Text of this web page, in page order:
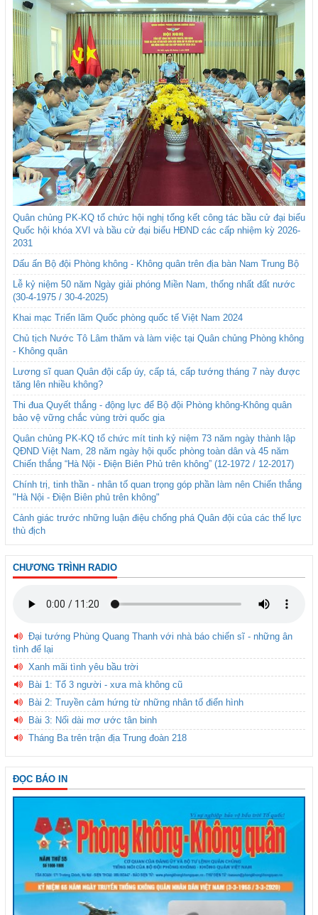
Quân chủng PK-KQ tổ chức hội nghị tổng kết công tác bầu cử đại biểu
Quốc hội khóa XVI và bầu cử đại biểu HĐND các cấp nhiệm kỳ 2026-
2031
Dấu ấn Bộ đội Phòng không - Không quân trên địa bàn Nam Trung Bộ
Lễ kỷ niệm 50 năm Ngày giải phóng Miền Nam, thống nhất đất nước
(30-4-1975 / 30-4-2025)
Khai mạc Triển lãm Quốc phòng quốc tế Việt Nam 2024
Chủ tịch Nước Tô Lâm thăm và làm việc tại Quân chủng Phòng không
- Không quân
Lương sĩ quan Quân đội cấp úy, cấp tá, cấp tướng tháng 7 này được
tăng lên nhiều không?
Thi đua Quyết thắng - động lực để Bộ đội Phòng không-Không quân
bảo vệ vững chắc vùng trời quốc gia
Quân chủng PK-KQ tổ chức mít tinh kỷ niệm 73 năm ngày thành lập
QĐND Việt Nam, 28 năm ngày hội quốc phòng toàn dân và 45 năm
Chiến thắng “Hà Nội - Điện Biên Phủ trên không” (12-1972 / 12-2017)
Chính trị, tinh thần - nhân tố quan trọng góp phần làm nên Chiến thắng
"Hà Nội - Điện Biên phủ trên không"
Cảnh giác trước những luận điệu chống phá Quân đội của các thế lực
thù địch
CHƯƠNG TRÌNH RADIO
Đại tướng Phùng Quang Thanh với nhà báo chiến sĩ - những ân
tình để lại
Xanh mãi tình yêu bầu trời
Bài 1: Tổ 3 người - xưa mà không cũ
Bài 2: Truyền cảm hứng từ những nhân tố điển hình
Bài 3: Nối dài mơ ước tân binh
Tháng Ba trên trận địa Trung đoàn 218
ĐỌC BÁO IN